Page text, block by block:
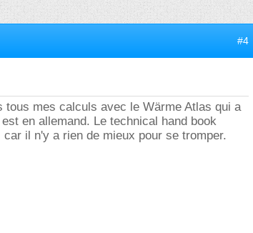
#4
mes calculs avec le Wärme Atlas qui a
en allemand. Le technical hand book
il n'y a rien de mieux pour se tromper.